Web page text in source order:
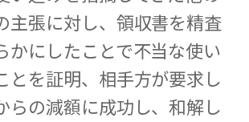
主張に対し、領収書を精査
かにしたことで不当な使い
とを証明、相手方が要求し
らの減額に成功し、和解し